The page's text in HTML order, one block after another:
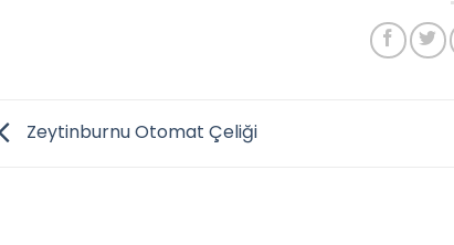
Zeytinburnu Otomat Çeliği